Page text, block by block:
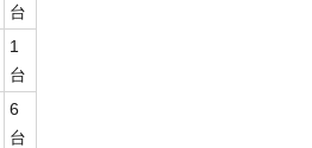
台
1
台
6
台